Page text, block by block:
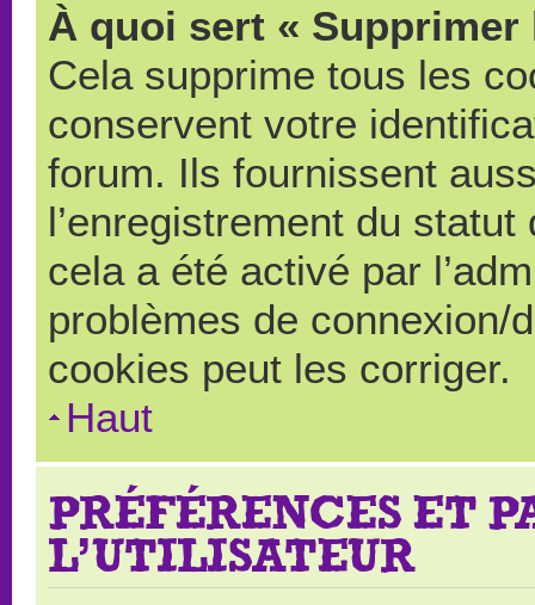
À quoi sert «
Cela supprime tous les
conservent votre
forum. Ils fournissent
l’enregistrement du
cela a été activé par
problèmes de connexion/
cookies peut les corriger.
Haut
PRÉFÉRENCES ET
L’UTILISATEUR